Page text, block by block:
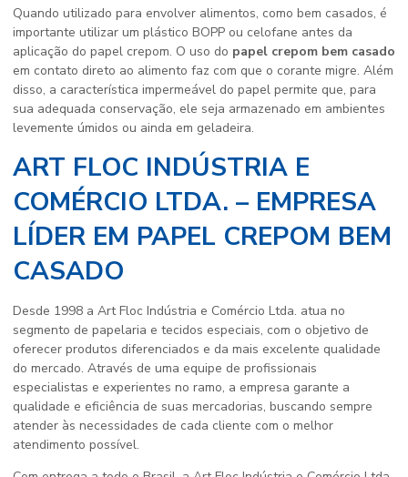
Quando utilizado para envolver alimentos, como bem casados, é
importante utilizar um plástico BOPP ou celofane antes da
aplicação do papel crepom. O uso do papel crepom bem casado
em contato direto ao alimento faz com que o corante migre. Além
disso, a característica impermeável do papel permite que, para
sua adequada conservação, ele seja armazenado em ambientes
levemente úmidos ou ainda em geladeira.
ART FLOC INDÚSTRIA E
COMÉRCIO LTDA. – EMPRESA
LÍDER EM PAPEL CREPOM BEM
CASADO
Desde 1998 a Art Floc Indústria e Comércio Ltda. atua no
segmento de papelaria e tecidos especiais, com o objetivo de
oferecer produtos diferenciados e da mais excelente qualidade
do mercado. Através de uma equipe de profissionais
especialistas e experientes no ramo, a empresa garante a
qualidade e eficiência de suas mercadorias, buscando sempre
atender às necessidades de cada cliente com o melhor
atendimento possível.